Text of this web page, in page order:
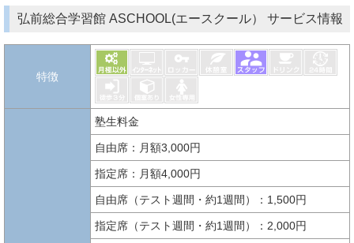
弘前総合学習館 ASCHOOL(エースクール） サービス情報
特徴
塾生料金
自由席：月額3,000円
指定席：月額4,000円
自由席（テスト週間・約1週間）：1,500円
指定席（テスト週間・約1週間）：2,000円